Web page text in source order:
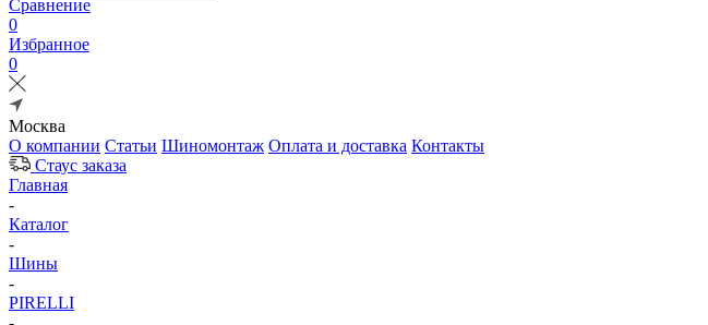
Сравнение
0
Избранное
0
Москва
О компании Статьи Шиномонтаж Оплата и доставка Контакты
Стаус заказа
Главная
-
Каталог
-
Шины
-
PIRELLI